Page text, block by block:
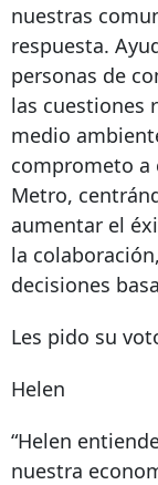
nuestras
respuesta.
personas de
las cuestiones
medio
comprometo a
Metro,
aumentar el
la
decisiones
Les pido su
Helen
“Helen
nuestra